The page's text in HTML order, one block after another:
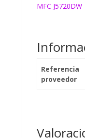
MFC J5720DW
Referencia
proveedor